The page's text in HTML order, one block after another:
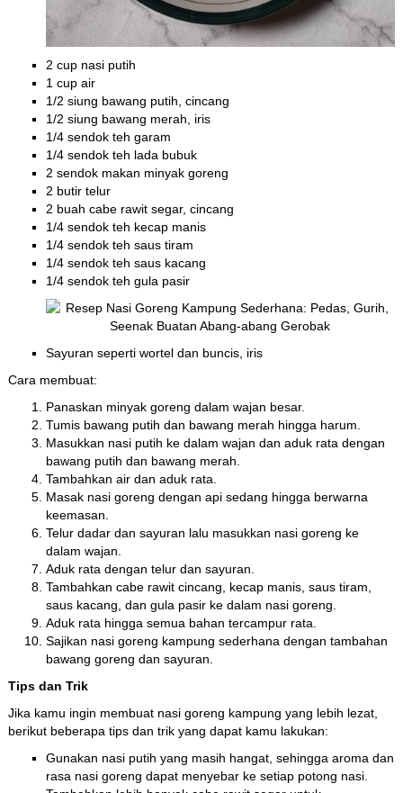
2 cup nasi putih
1 cup air
1/2 siung bawang putih, cincang
1/2 siung bawang merah, iris
1/4 sendok teh garam
1/4 sendok teh lada bubuk
2 sendok makan minyak goreng
2 butir telur
2 buah cabe rawit segar, cincang
1/4 sendok teh kecap manis
1/4 sendok teh saus tiram
1/4 sendok teh saus kacang
1/4 sendok teh gula pasir
Sayuran seperti wortel dan buncis, iris
Cara membuat:
Panaskan minyak goreng dalam wajan besar.
Tumis bawang putih dan bawang merah hingga harum.
Masukkan nasi putih ke dalam wajan dan aduk rata dengan
bawang putih dan bawang merah.
Tambahkan air dan aduk rata.
Masak nasi goreng dengan api sedang hingga berwarna
keemasan.
Telur dadar dan sayuran lalu masukkan nasi goreng ke
dalam wajan.
Aduk rata dengan telur dan sayuran.
Tambahkan cabe rawit cincang, kecap manis, saus tiram,
saus kacang, dan gula pasir ke dalam nasi goreng.
Aduk rata hingga semua bahan tercampur rata.
Sajikan nasi goreng kampung sederhana dengan tambahan
bawang goreng dan sayuran.
Tips dan Trik
Jika kamu ingin membuat nasi goreng kampung yang lebih lezat,
berikut beberapa tips dan trik yang dapat kamu lakukan:
Gunakan nasi putih yang masih hangat, sehingga aroma dan
rasa nasi goreng dapat menyebar ke setiap potong nasi.